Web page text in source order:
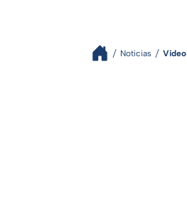
Noticias Video